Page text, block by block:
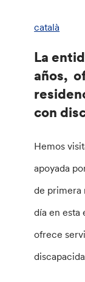
català
La
años,
con
Hemos
apoyada
de primera
día en esta
ofrece